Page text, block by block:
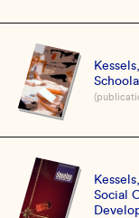
Social